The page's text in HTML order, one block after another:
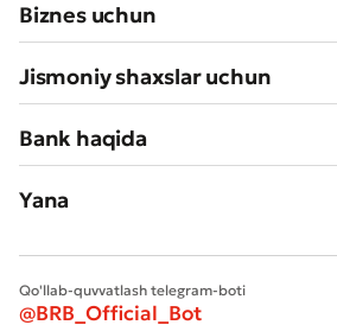
Biznes uchun
Jismoniy shaxslar uchun
Bank haqida
Yana
Qo'llab-quvvatlash telegram-boti
@BRB_Official_Bot